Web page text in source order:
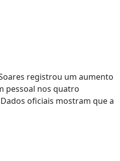
registrou um aumento
pessoal nos quatro
oficiais mostram que a